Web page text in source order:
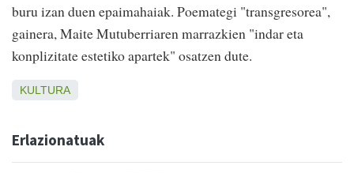
buru izan duen epaimahaiak. Poemategi "transgresorea",
gainera, Maite Mutuberriaren marrazkien "indar eta
konplizitate estetiko apartek" osatzen dute.
KULTURA
Erlazionatuak